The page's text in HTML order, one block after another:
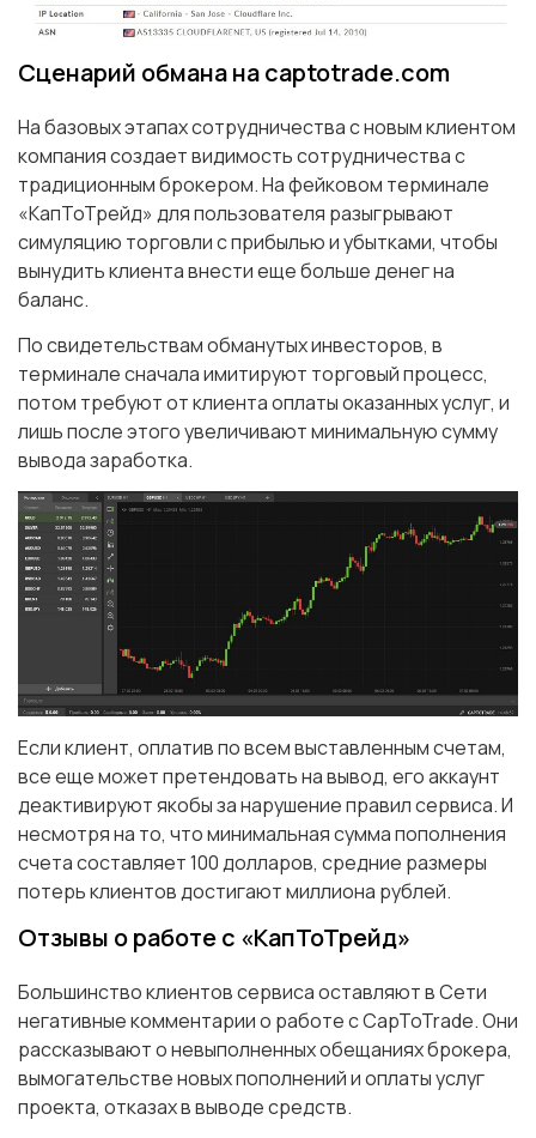
Сценарий обмана на captotrade.com
На базовых этапах сотрудничества с новым клиентом
компания создает видимость сотрудничества с
традиционным брокером. На фейковом терминале
«КапТоТрейд» для пользователя разыгрывают
симуляцию торговли с прибылью и убытками, чтобы
вынудить клиента внести еще больше денег на
баланс.
По свидетельствам обманутых инвесторов, в
терминале сначала имитируют торговый процесс,
потом требуют от клиента оплаты оказанных услуг, и
лишь после этого увеличивают минимальную сумму
вывода заработка.
Если клиент, оплатив по всем выставленным счетам,
все еще может претендовать на вывод, его аккаунт
деактивируют якобы за нарушение правил сервиса. И
несмотря на то, что минимальная сумма пополнения
счета составляет 100 долларов, средние размеры
потерь клиентов достигают миллиона рублей.
Отзывы о работе с «КапТоТрейд»
Большинство клиентов сервиса оставляют в Сети
негативные комментарии о работе с CapToTrade. Они
рассказывают о невыполненных обещаниях брокера,
вымогательстве новых пополнений и оплаты услуг
проекта, отказах в выводе средств.